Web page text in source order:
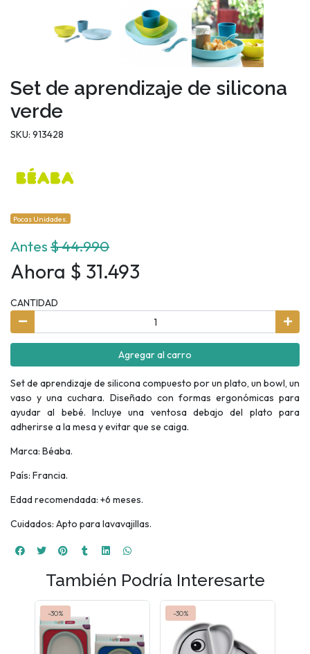
Set de aprendizaje de silicona
verde
SKU: 913428
Pocas Unidades.
Antes$ 44.990
Ahora $ 31.493
CANTIDAD
Agregar al carro
Set de aprendizaje de silicona compuesto por un plato, un bowl, un
vaso y una cuchara. Diseñado con formas ergonómicas para
ayudar al bebé. Incluye una ventosa debajo del plato para
adherirse a la mesa y evitar que se caiga.
Marca: Béaba.
País: Francia.
Edad recomendada: +6 meses.
Cuidados: Apto para lavavajillas.
También Podría Interesarte
-30% -30%